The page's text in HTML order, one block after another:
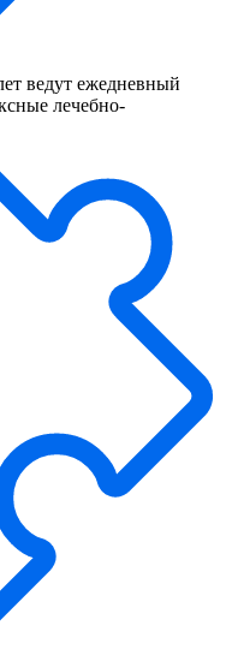
ведут ежедневный
лечебно-